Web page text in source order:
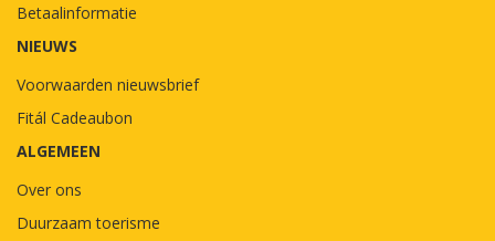
Betaalinformatie
NIEUWS
Voorwaarden nieuwsbrief
Fitál Cadeaubon
ALGEMEEN
Over ons
Duurzaam toerisme